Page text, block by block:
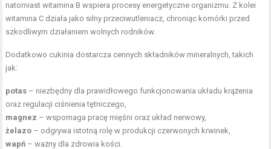
natomiast witamina B wspiera procesy energetyczne organizmu. Z kolei
witamina C działa jako silny przeciwutleniacz, chroniąc komórki przed
szkodliwym działaniem wolnych rodników.
Dodatkowo cukinia dostarcza cennych składników mineralnych, takich
jak:
potas – niezbędny dla prawidłowego funkcjonowania układu krążenia
oraz regulacji ciśnienia tętniczego,
magnez – wspomaga pracę mięśni oraz układ nerwowy,
żelazo – odgrywa istotną rolę w produkcji czerwonych krwinek,
wapń – ważny dla zdrowia kości.